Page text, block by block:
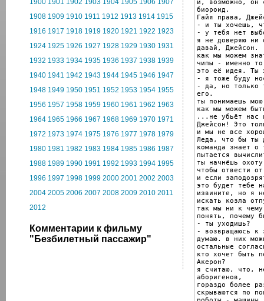
1900 1901 1902 1903 1904 1905 1906 1907
1908 1909 1910 1911 1912 1913 1914 1915
1916 1917 1918 1919 1920 1921 1922 1923
1924 1925 1926 1927 1928 1929 1930 1931
1932 1933 1934 1935 1936 1937 1938 1939
1940 1941 1942 1943 1944 1945 1946 1947
1948 1949 1950 1951 1952 1953 1954 1955
1956 1957 1958 1959 1960 1961 1962 1963
1964 1965 1966 1967 1968 1969 1970 1971
1972 1973 1974 1975 1976 1977 1978 1979
1980 1981 1982 1983 1984 1985 1986 1987
1988 1989 1990 1991 1992 1993 1994 1995
1996 1997 1998 1999 2000 2001 2002 2003
2004 2005 2006 2007 2008 2009 2010 2011
2012
Комментарии к фильму
"Безбилетный пассажир"
и, возможно, он
биороид.
Гайя права,
- и ты хочешь,
- у тебя нет
я не доверяю ни
давай, Джейсон.
как мы можем
чипы - именно
это её идея. Ты
- я тоже буду
- да, но только
его.
ты понимаешь
как мы можем
...не убьёт нас
Джейсон! Это
и мы не все
Леда, что бы ты
команда знает о
пытается
ты начнёшь
чтобы отвести
и если
это будет тебе
извините, но я
искать козла
так мы ни к
понять, почему
- ты уходишь?
- возвращаюсь к
думаю. в них
остальные
кто хочет быть
Акерон?
я считаю, что,
аборигенов,
гораздо более
скрываются по